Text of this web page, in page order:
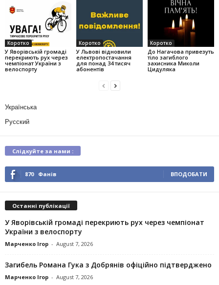
Коротко
У Яворівській громаді
перекриють рух через
чемпіонат України з
велоспорту
Коротко
У Львові відновили
електропостачання
для понад 34 тисяч
абонентів
Коротко
До Нагачова привезуть
тіло загиблого
захисника Миколи
Цидуляка
Українська
Русский
Слідкуйте за нами :
870 Фанів ВПОДОБАТИ
Останні публікації
У Яворівській громаді перекриють рух через чемпіонат
України з велоспорту
Марченко Ігор - August 7, 2026
Загибель Романа Гука з Добрянів офіційно підтверджено
Марченко Ігор - August 7, 2026